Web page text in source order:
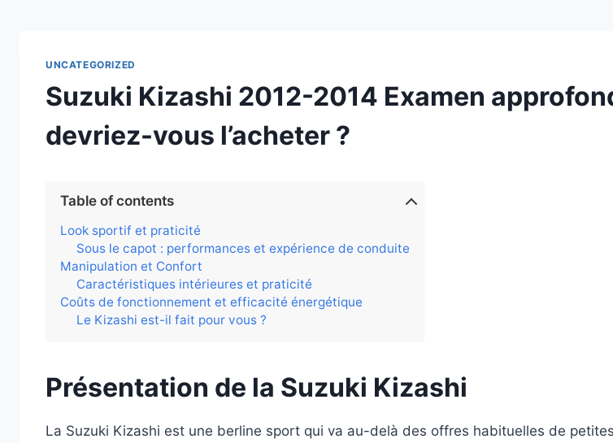
UNCATEGORIZED
Suzuki Kizashi 2012-2014 Examen
devriez-vous l’acheter ?
Table of contents
Look sportif et praticité
Sous le capot : performances et expérience de conduite
Manipulation et Confort
Caractéristiques intérieures et praticité
Coûts de fonctionnement et efficacité énergétique
Le Kizashi est-il fait pour vous ?
Présentation de la Suzuki Kizashi
La Suzuki Kizashi est une berline sport qui va au-delà des offres habituelles de